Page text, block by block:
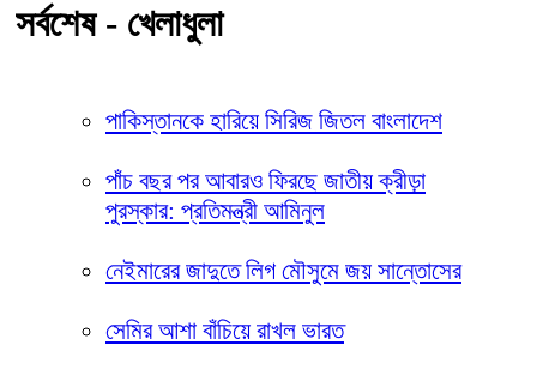
সর্বশেষ - খেলাধুলা
পাকিস্তানকে হারিয়ে সিরিজ জিতল বাংলাদেশ
পাঁচ বছর পর আবারও ফিরছে জাতীয় ক্রীড়া
পুরস্কার: প্রতিমন্ত্রী আমিনুল
নেইমারের জাদুতে লিগ মৌসুমে জয় সান্তোসের
সেমির আশা বাঁচিয়ে রাখল ভারত